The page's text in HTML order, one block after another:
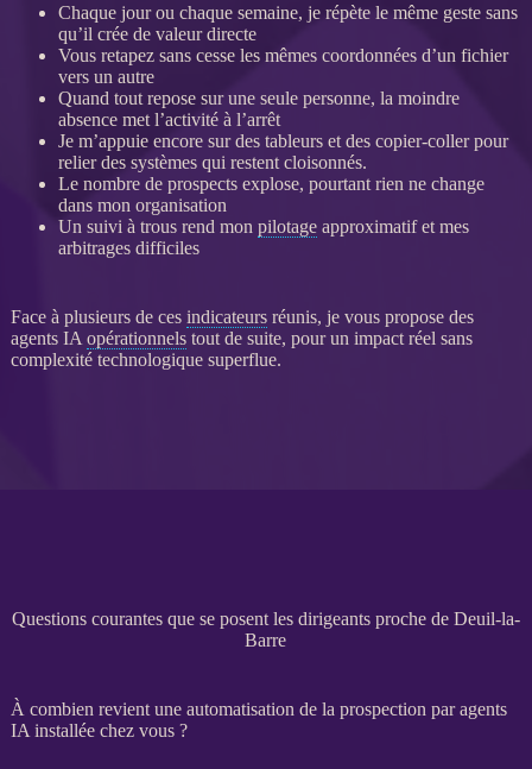
Chaque jour ou chaque semaine, je répète le même geste sans
qu’il crée de valeur directe
Vous retapez sans cesse les mêmes coordonnées d’un fichier
vers un autre
Quand tout repose sur une seule personne, la moindre
absence met l’activité à l’arrêt
Je m’appuie encore sur des tableurs et des copier-coller pour
relier des systèmes qui restent cloisonnés.
Le nombre de prospectsexplose, pourtant rien ne change
dans mon organisation
Un suivi à trous rend mon pilotageapproximatif et mes
arbitrages difficiles
Face à plusieurs de ces indicateursréunis, je vous propose des
agents IA opérationnelstout de suite, pour un impact réel sans
complexité technologique superflue.
Questions courantes que se posent les dirigeants proche de Deuil-la-
Barre
À combien revient une automatisation de la prospection par agents
IA installée chez vous ?